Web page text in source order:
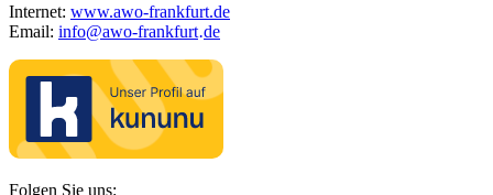
Internet: www.awo-frankfurt.de
Email: info@awo-frankfurt·de
Folgen Sie uns: